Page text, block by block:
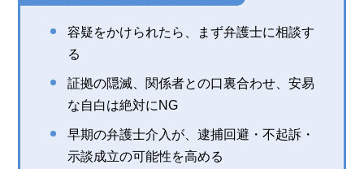
容疑をかけられたら、まず弁護士に相談す
る
証拠の隠滅、関係者との口裏合わせ、安易
な自白は絶対にNG
早期の弁護士介入が、逮捕回避・不起訴・
示談成立の可能性を高める